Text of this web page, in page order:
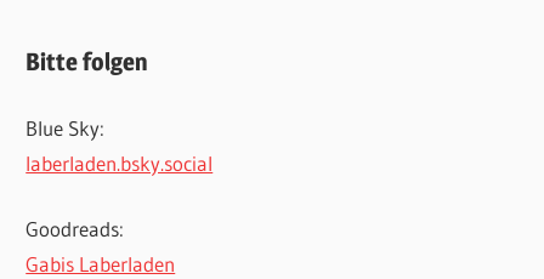
Bitte folgen
Blue Sky:
laberladen.bsky.social
Goodreads:
Gabis Laberladen